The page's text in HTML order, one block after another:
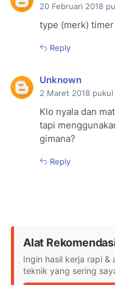
20 Februari 2018
type (merk) timer
Reply
Unknown
2 Maret 2018 pukul
Klo nyala dan
tapi
gimana?
Reply
Alat
Ingin hasil kerja rapi &
teknik yang sering